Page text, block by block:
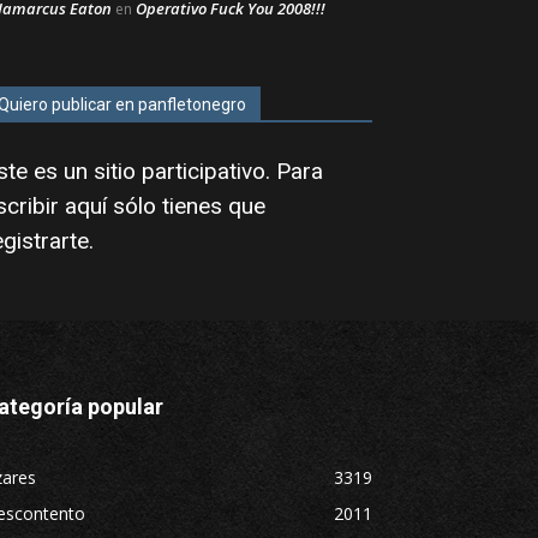
Eaton en Operativo Fuck You 2008!!!
publicar en panfletonegro
es un sitio participativo. Para
aquí sólo tienes que
.
popular
3319
2011